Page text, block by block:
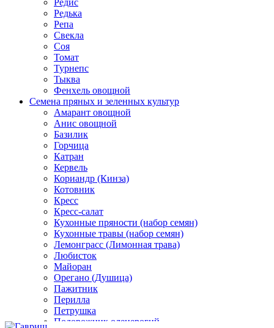
Редис
Редька
Репа
Свекла
Соя
Томат
Турнепс
Тыква
Фенхель овощной
Семена пряных и зеленных культур
Амарант овощной
Анис овощной
Базилик
Горчица
Катран
Кервель
Кориандр (Кинза)
Котовник
Кресс
Кресс-салат
Кухонные пряности (набор семян)
Кухонные травы (набор семян)
Лемонграсс (Лимонная трава)
Любисток
Майоран
Орегано (Душица)
Пажитник
Перилла
Петрушка
Подорожник оленерогий